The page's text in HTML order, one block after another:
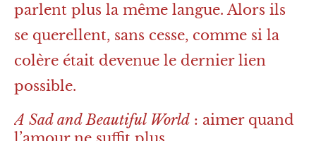
parlent plus la même langue. Alors ils
se querellent, sans cesse, comme si la
colère était devenue le dernier lien
possible.
A Sad and Beautiful World : aimer quand